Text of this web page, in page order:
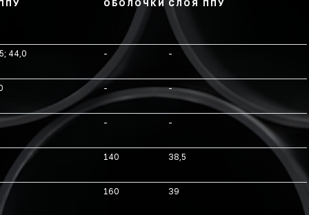
ОБОЛОЧКИ СЛОЯ ППУ
44,0 - -
- -
- -
140 38,5
160 39